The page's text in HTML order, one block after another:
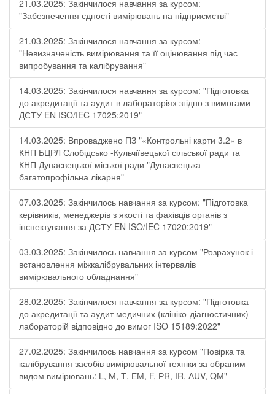
21.03.2025: Закінчилося навчання за курсом:
"Забезпечення єдності вимірювань на підприємстві"
21.03.2025: Закінчилося навчання за курсом:
"Невизначеність вимірювання та її оцінювання під час
випробування та калібрування"
14.03.2025: Закінчилося навчання за курсом: "Підготовка
до акредитації та аудит в лабораторіях згідно з вимогами
ДСТУ EN ISO/IEC 17025:2019"
14.03.2025: Впроваджено ПЗ "«Контрольні карти 3.2» в
КНП БЦРЛ Слобідсько -Кульчіївецької сільської ради та
КНП Дунаєвецької міської ради "Дунаєвецька
багатопрофільна лікарня"
07.03.2025: Закінчилось навчання за курсом: "Підготовка
керівників, менеджерів з якості та фахівців органів з
інспектування за ДСТУ EN ISO/IEC 17020:2019"
03.03.2025: Закінчилось навчання за курсом "Розрахунок і
встановлення міжкалібрувальних інтервалів
вимірювального обладнання"
28.02.2025: Закінчилося навчання за курсом: "Підготовка
до акредитації та аудит медичних (клініко-діагностичних)
лабораторій відповідно до вимог ISO 15189:2022"
27.02.2025: Закінчилось навчання за курсом "Повірка та
калібрування засобів вимірювальної техніки за обраним
видом вимірювань: L, М, Т, ЕМ, F, РR, ІR, АUV, QМ"